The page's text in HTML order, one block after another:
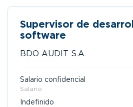
Supervisor de
software
BDO AUDIT S.A.
Salario confidencial
Salario
Indefinido